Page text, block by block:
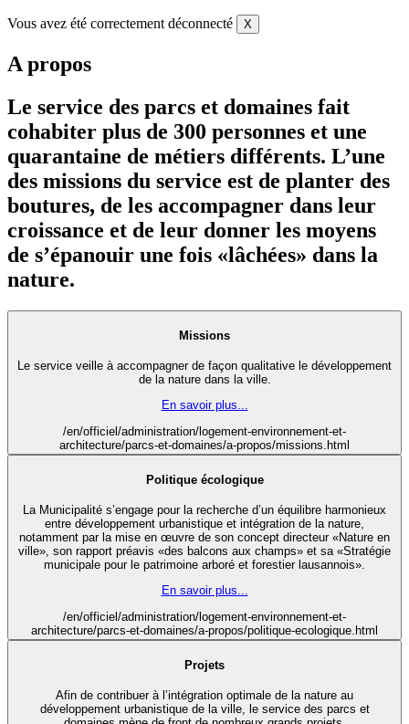
Vous avez été correctement déconnecté X
A propos
Le service des parcs et domaines fait
cohabiter plus de 300 personnes et une
quarantaine de métiers différents. L’une
des missions du service est de planter des
boutures, de les accompagner dans leur
croissance et de leur donner les moyens
de s’épanouir une fois «lâchées» dans la
nature.
Missions
Le service veille à accompagner de façon qualitative le développement
de la nature dans la ville.
En savoir plus...
/en/officiel/administration/logement-environnement-et-
architecture/parcs-et-domaines/a-propos/missions.html
Politique écologique
La Municipalité s’engage pour la recherche d’un équilibre harmonieux
entre développement urbanistique et intégration de la nature,
notamment par la mise en œuvre de son concept directeur «Nature en
ville», son rapport préavis «des balcons aux champs» et sa «Stratégie
municipale pour le patrimoine arboré et forestier lausannois».
En savoir plus...
/en/officiel/administration/logement-environnement-et-
architecture/parcs-et-domaines/a-propos/politique-ecologique.html
Projets
Afin de contribuer à l’intégration optimale de la nature au
développement urbanistique de la ville, le service des parcs et